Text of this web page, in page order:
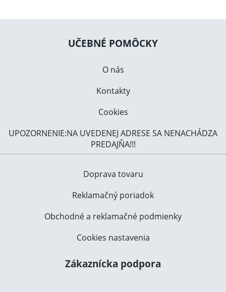
UČEBNÉ POMÔCKY
O nás
Kontakty
Cookies
UPOZORNENIE:NA UVEDENEJ ADRESE SA NENACHÁDZA
PREDAJŇA!!!
Doprava tovaru
Reklamačný poriadok
Obchodné a reklamačné podmienky
Cookies nastavenia
Zákaznícka podpora